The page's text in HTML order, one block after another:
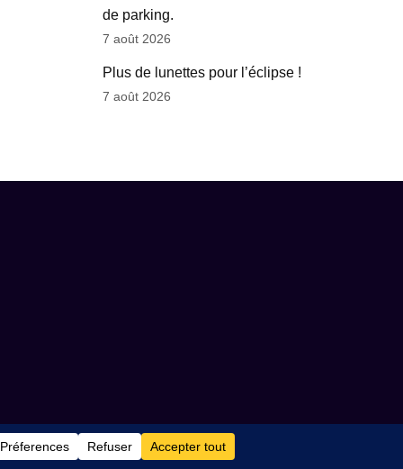
de parking.
7 août 2026
Plus de lunettes pour l’éclipse !
7 août 2026